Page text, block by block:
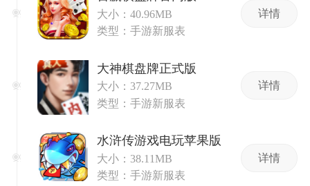
大小：40.96MB
类型：手游新服表
详情
大神棋盘牌正式版
大小：37.27MB
类型：手游新服表
详情
水浒传游戏电玩苹果版
大小：38.11MB
类型：手游新服表
详情